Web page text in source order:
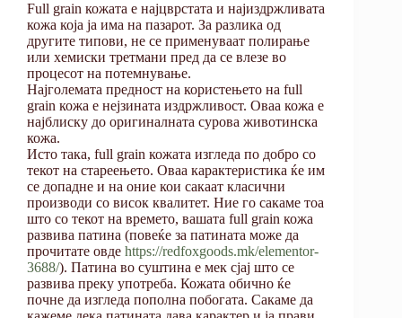
Full grain кожата е најцврстата и најиздржливата
кожа која ја има на пазарот. За разлика од
другите типови, не се применуваат полирање
или хемиски третмани пред да се влезе во
процесот на потемнување.
Најголемата предност на користењето на full
grain кожа е нејзината издржливост. Оваа кожа е
најблиску до оригиналната сурова животинска
кожа.
Исто така, full grain кожата изгледа по добро со
текот на стареењето. Оваа карактеристика ќе им
се допадне и на оние кои сакаат класични
производи со висок квалитет. Ние го сакаме тоа
што со текот на времето, вашата full grain кожа
развива патина (повеќе за патината може да
прочитате овде https://redfoxgoods.mk/elementor-
3688/). Патина во суштина е мек сјај што се
развива преку употреба. Кожата обично ќе
почне да изгледа пополна побогата. Сакаме да